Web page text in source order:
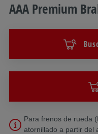
AAA Premium
Para frenos de rueda
atornillado a partir del